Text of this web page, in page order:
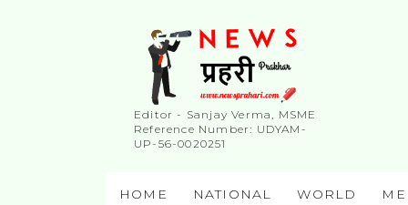
Editor - Sanjay Verma, MSME
Reference Number: UDYAM-
UP-56-0020251
HOME NATIONAL WORLD